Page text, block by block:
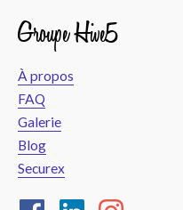
Groupe Hive5
À propos
FAQ
Galerie
Blog
Securex